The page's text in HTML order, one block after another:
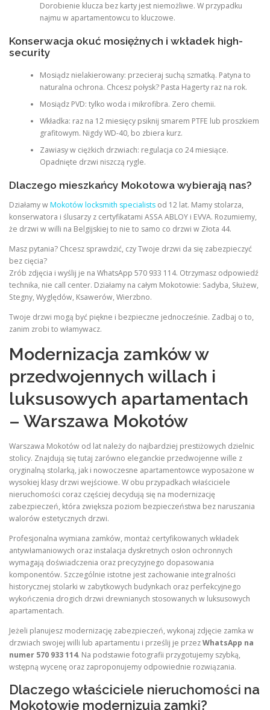
Dorobienie klucza bez karty jest niemożliwe. W przypadku
najmu w apartamentowcu to kluczowe.
Konserwacja okuć mosiężnych i wkładek high-
security
Mosiądz nielakierowany: przecieraj suchą szmatką. Patyna to
naturalna ochrona. Chcesz połysk? Pasta Hagerty raz na rok.
Mosiądz PVD: tylko woda i mikrofibra. Zero chemii.
Wkładka: raz na 12 miesięcy psiknij smarem PTFE lub proszkiem
grafitowym. Nigdy WD-40, bo zbiera kurz.
Zawiasy w ciężkich drzwiach: regulacja co 24 miesiące.
Opadnięte drzwi niszczą rygle.
Dlaczego mieszkańcy Mokotowa wybierają nas?
Działamy wMokotów locksmith specialists od 12 lat. Mamy stolarza,
konserwatora i ślusarzy z certyfikatami ASSA ABLOY i EVVA. Rozumiemy,
że drzwi w willi na Belgijskiej to nie to samo co drzwi w Złota 44.
Masz pytania? Chcesz sprawdzić, czy Twoje drzwi da się zabezpieczyć
bez cięcia?
Zrób zdjęcia i wyślij je na WhatsApp 570 933 114. Otrzymasz odpowiedź
technika, nie call center. Działamy na całym Mokotowie: Sadyba, Służew,
Stegny, Wyględów, Ksawerów, Wierzbno.
Twoje drzwi mogą być piękne i bezpieczne jednocześnie. Zadbaj o to,
zanim zrobi to włamywacz.
Modernizacja zamków w
przedwojennych willach i
luksusowych apartamentach
– Warszawa Mokotów
Warszawa Mokotów od lat należy do najbardziej prestiżowych dzielnic
stolicy. Znajdują się tutaj zarówno eleganckie przedwojenne wille z
oryginalną stolarką, jak i nowoczesne apartamentowce wyposażone w
wysokiej klasy drzwi wejściowe. W obu przypadkach właściciele
nieruchomości coraz częściej decydują się na modernizację
zabezpieczeń, która zwiększa poziom bezpieczeństwa bez naruszania
walorów estetycznych drzwi.
Profesjonalna wymiana zamków, montaż certyfikowanych wkładek
antywłamaniowych oraz instalacja dyskretnych osłon ochronnych
wymagają doświadczenia oraz precyzyjnego dopasowania
komponentów. Szczególnie istotne jest zachowanie integralności
historycznej stolarki w zabytkowych budynkach oraz perfekcyjnego
wykończenia drogich drzwi drewnianych stosowanych w luksusowych
apartamentach.
Jeżeli planujesz modernizację zabezpieczeń, wykonaj zdjęcie zamka w
drzwiach swojej willi lub apartamentu i prześlij je przezWhatsApp na
numer 570 933 114. Na podstawie fotografii przygotujemy szybką,
wstępną wycenę oraz zaproponujemy odpowiednie rozwiązania.
Dlaczego właściciele nieruchomości na
Mokotowie modernizują zamki?